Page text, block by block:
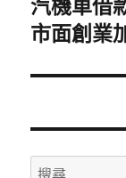
下
一
文
汽機車借
市面創業
搜